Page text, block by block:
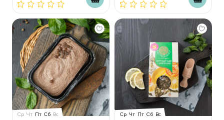
Ср Чт Пт Сб Вс Ср Чт Пт Сб Вс